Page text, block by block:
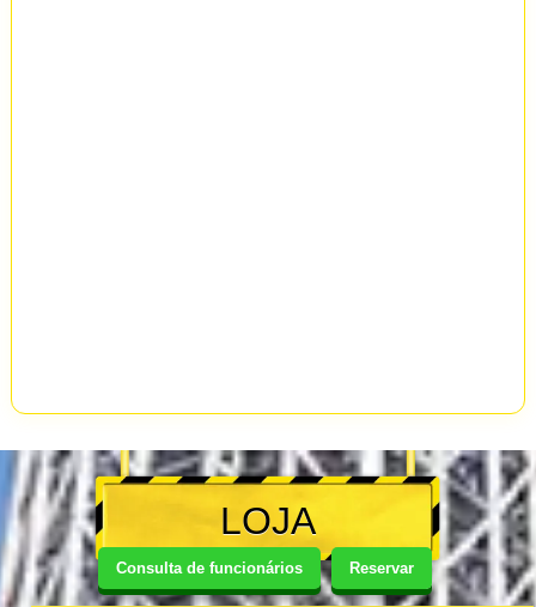
Consulta de funcionários Reservar
LOJA